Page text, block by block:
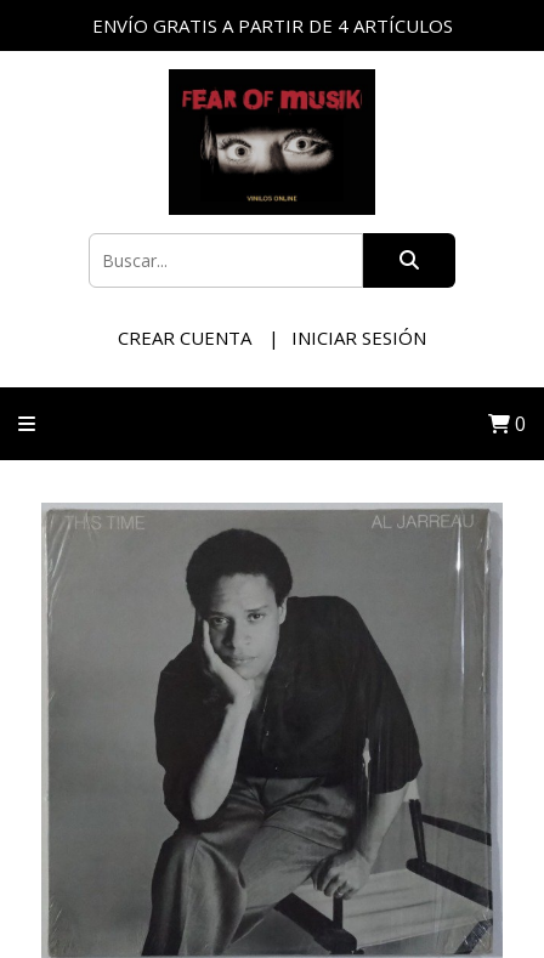
ENVÍO GRATIS A PARTIR DE 4 ARTÍCULOS
CREAR CUENTA INICIAR SESIÓN
0